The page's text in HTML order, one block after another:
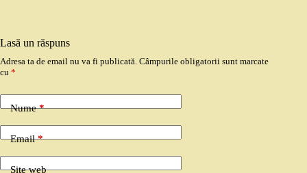
Lasă un răspuns
Adresa ta de email nu va fi publicată. Câmpurile obligatorii sunt marcate
cu *
Nume*
Email*
Site web